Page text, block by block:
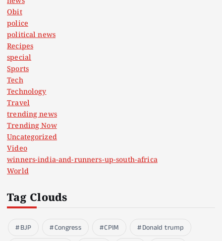
Obit
police
political news
Recipes
special
Sports
Tech
Technology
Travel
trending news
Trending Now
Uncategorized
Video
winners-india-and-runners-up-south-africa
World
Tag Clouds
BJP Congress CPIM
Donald trump